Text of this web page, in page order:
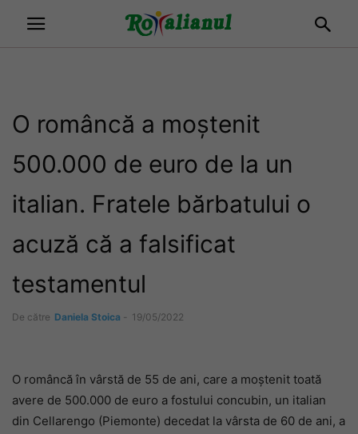
O româncă a moștenit
500.000 de euro de la un
italian. Fratele bărbatului o
acuză că a falsificat
testamentul
De către Daniela Stoica - 19/05/2022
O româncă în vârstă de 55 de ani, care a moștenit toată
avere de 500.000 de euro a fostului concubin, un italian
din Cellarengo (Piemonte) decedat la vârsta de 60 de ani, a